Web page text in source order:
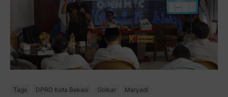
Tags DPRD Kota Bekasi Golkar Maryadi